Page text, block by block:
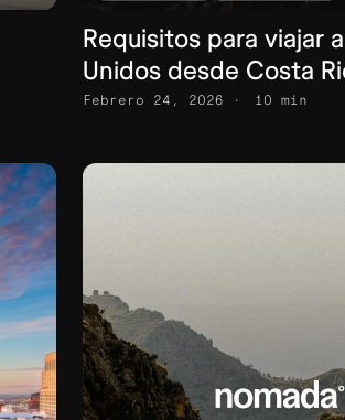
Requisitos para viajar
Unidos desde Costa
Febrero 24, 2026 10 min